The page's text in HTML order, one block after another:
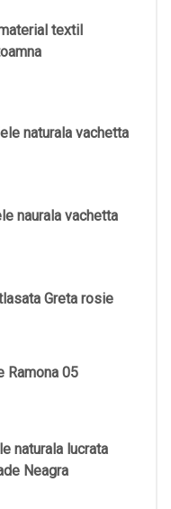
textil
naturala vachetta
naurala vachetta
Greta rosie
Ramona 05
naturala lucrata
Neagra